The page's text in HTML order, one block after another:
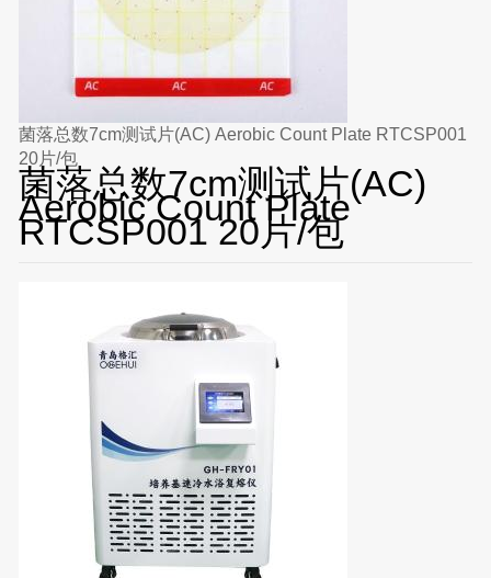
菌落总数7cm测试片(AC) Aerobic Count Plate RTCSP001
20片/包
菌落总数7cm测试片(AC)
Aerobic Count Plate
RTCSP001 20片/包